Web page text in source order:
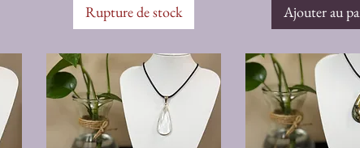
Rupture de stock Ajouter au